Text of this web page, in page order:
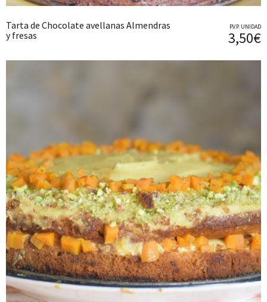
Tarta de Chocolate avellanas Almendras
y fresas
P.V.P. UNIDAD
3,50€